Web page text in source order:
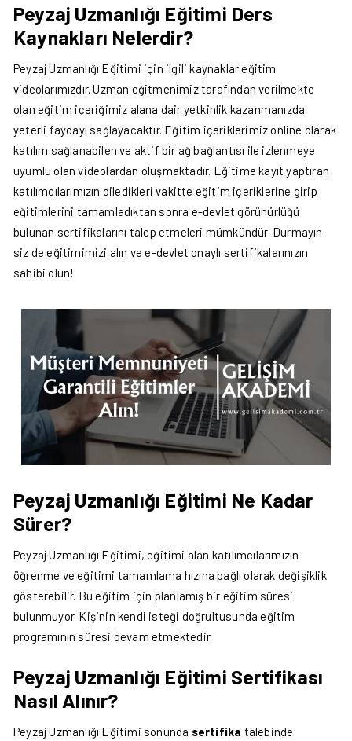
Peyzaj Uzmanlığı Eğitimi Ders
Kaynakları Nelerdir?
Peyzaj Uzmanlığı Eğitimi için ilgili kaynaklar eğitim
videolarımızdır. Uzman eğitmenimiz tarafından verilmekte
olan eğitim içeriğimiz alana dair yetkinlik kazanmanızda
yeterli faydayı sağlayacaktır. Eğitim içeriklerimiz online olarak
katılım sağlanabilen ve aktif bir ağ bağlantısı ile izlenmeye
uyumlu olan videolardan oluşmaktadır. Eğitime kayıt yaptıran
katılımcılarımızın diledikleri vakitte eğitim içeriklerine girip
eğitimlerini tamamladıktan sonra e-devlet görünürlüğü
bulunan sertifikalarını talep etmeleri mümkündür. Durmayın
siz de eğitimimizi alın ve e-devlet onaylı sertifikalarınızın
sahibi olun!
Peyzaj Uzmanlığı Eğitimi Ne Kadar
Sürer?
Peyzaj Uzmanlığı Eğitimi, eğitimi alan katılımcılarımızın
öğrenme ve eğitimi tamamlama hızına bağlı olarak değişiklik
gösterebilir. Bu eğitim için planlamış bir eğitim süresi
bulunmuyor. Kişinin kendi isteği doğrultusunda eğitim
programının süresi devam etmektedir.
Peyzaj Uzmanlığı Eğitimi Sertifikası
Nasıl Alınır?
Peyzaj Uzmanlığı Eğitimi sonunda sertifika talebinde